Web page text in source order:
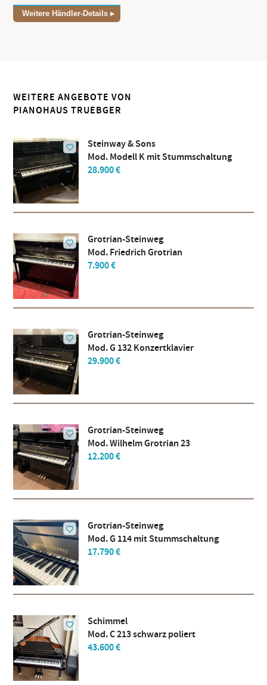
Weitere Händler-Details
WEITERE ANGEBOTE VON
PIANOHAUS TRUEBGER
Steinway & Sons
Mod. Modell K mit Stummschaltung
28.900 €
Grotrian-Steinweg
Mod. Friedrich Grotrian
7.900 €
Grotrian-Steinweg
Mod. G 132 Konzertklavier
29.900 €
Grotrian-Steinweg
Mod. Wilhelm Grotrian 23
12.200 €
Grotrian-Steinweg
Mod. G 114 mit Stummschaltung
17.790 €
Schimmel
Mod. C 213 schwarz poliert
43.600 €